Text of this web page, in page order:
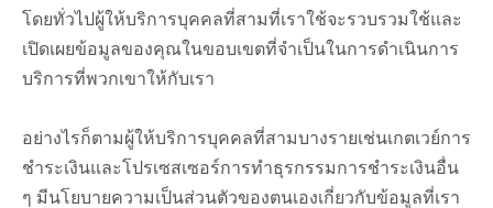
โดยทั่วไปผู้ให้บริการบุคคลที่สามที่เราใช้จะรวบรวมใช้และ
เปิดเผยข้อมูลของคุณในขอบเขตที่จำเป็นในการดำเนินการ
บริการที่พวกเขาให้กับเรา
อย่างไรก็ตามผู้ให้บริการบุคคลที่สามบางรายเช่นเกตเวย์การ
ชำระเงินและโปรเซสเซอร์การทำธุรกรรมการชำระเงินอื่น
ๆ มีนโยบายความเป็นส่วนตัวของตนเองเกี่ยวกับข้อมูลที่เรา